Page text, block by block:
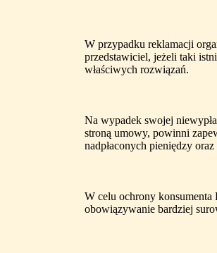
W przypadku reklamacji
przedstawiciel, jeżeli taki
właściwych rozwiązań.
Na wypadek swojej
stroną umowy, powinni
nadpłaconych pieniędzy
W celu ochrony
obowiązywanie bardziej